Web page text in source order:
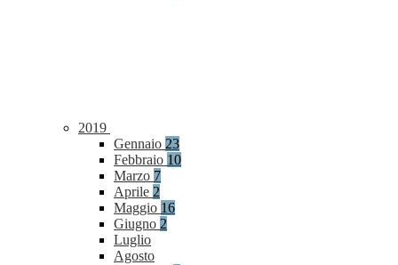
2019
Gennaio 23
Febbraio 10
Marzo 7
Aprile 2
Maggio 16
Giugno 2
Luglio
Agosto